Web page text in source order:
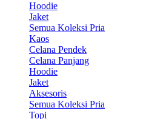
Hoodie
Jaket
Semua Koleksi Pria
Kaos
Celana Pendek
Celana Panjang
Hoodie
Jaket
Aksesoris
Semua Koleksi Pria
Topi